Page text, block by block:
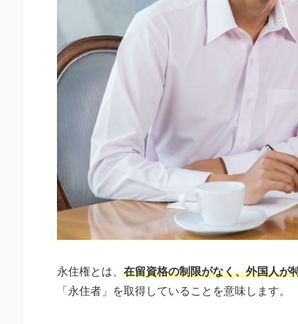
永住権とは、 在留資格の制限がなく、外国人が
「永住者」を取得していることを意味します。